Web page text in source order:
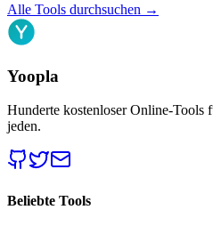
Alle Tools durchsuchen →
Yoopla
Hunderte kostenloser Online-Tools
jeden.
Beliebte Tools